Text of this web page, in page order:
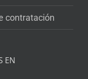
contratación
EN